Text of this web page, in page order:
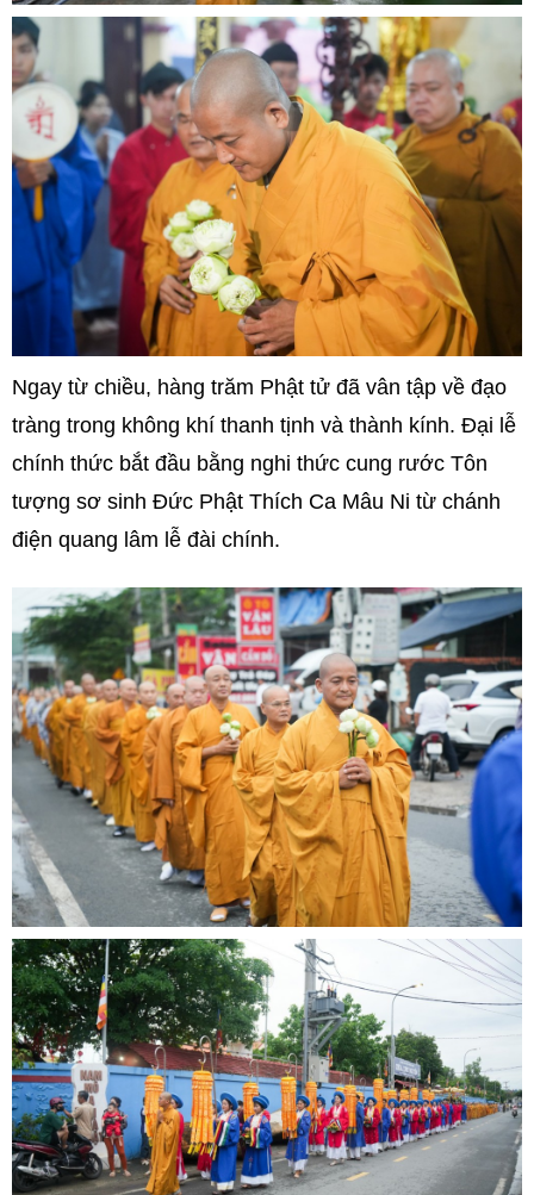
Ngay từ chiều, hàng trăm Phật tử đã vân tập về đạo
tràng trong không khí thanh tịnh và thành kính. Đại lễ
chính thức bắt đầu bằng nghi thức cung rước Tôn
tượng sơ sinh Đức Phật Thích Ca Mâu Ni từ chánh
điện quang lâm lễ đài chính.